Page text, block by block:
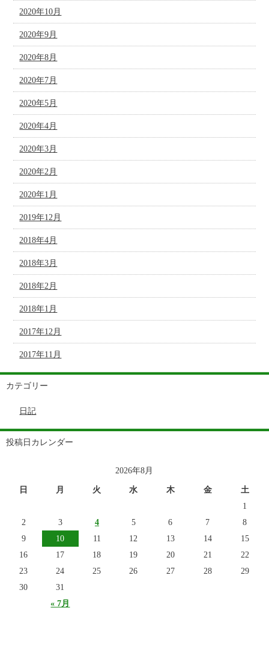
2020年10月
2020年9月
2020年8月
2020年7月
2020年5月
2020年4月
2020年3月
2020年2月
2020年1月
2019年12月
2018年4月
2018年3月
2018年2月
2018年1月
2017年12月
2017年11月
カテゴリー
日記
投稿日カレンダー
2026年8月
日 月 火 水 木 金 土
« 7月
1
2
3 4 5 6 7
8
9
10 11 12 13 14
15
16
17 18 19 20 21
22
23
24 25 26 27 28
29
30
31